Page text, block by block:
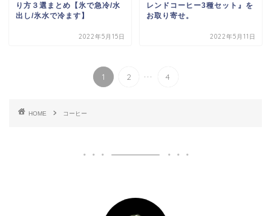
り方３選まとめ【氷で急冷/水
出し/氷水で冷ます】
2022年5月15日
レンドコーヒー3種セット』を
お取り寄せ。
2022年5月11日
1 2 ... 4
HOME コーヒー